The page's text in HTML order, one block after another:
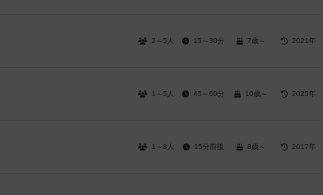
2～5人 15～30分 7歳～ 2021年
1～5人 45～60分 10歳～ 2025年
1～8人 15分前後 8歳～ 2017年